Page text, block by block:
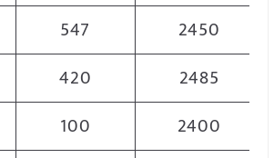
547
2450
420
2485
100
2400